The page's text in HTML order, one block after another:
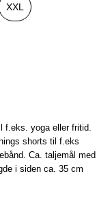
XXL
f.eks. yoga eller fritid.
shorts til f.eks
Ca. taljemål med
i siden ca. 35 cm